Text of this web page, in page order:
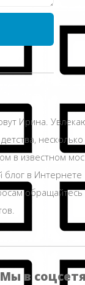
Ирина.
в известном
блог в Интернете
Мы в